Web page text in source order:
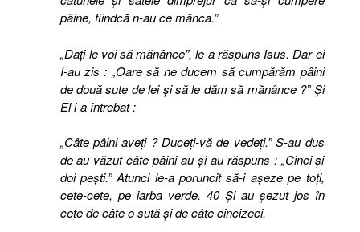
pâine, fiindcă n-au ce mânca.”
„Daţi-le voi să mănânce”, le-a răspuns Isus. Dar ei
I-au zis : „Oare să ne ducem să cumpărăm pâini
de două sute de lei şi să le dăm să mănânce ?” Şi
El i-a întrebat :
„Câte pâini aveţi ? Duceţi-vă de vedeţi.” S-au dus
de au văzut câte pâini au şi au răspuns : „Cinci şi
doi peşti.”Atunci le-a poruncit să-i aşeze pe toţi,
cete-cete, pe iarba verde. 40 Şi au şezut jos în
cete de câte o sută şi de câte cincizeci.